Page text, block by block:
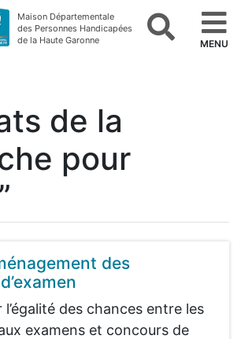
Maison Départementale
des Personnes Handicapées
de la Haute Garonne
MENU
de la
pour
des
l’égalité des chances entre les
examens et concours de